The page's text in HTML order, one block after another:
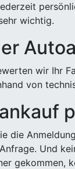
wichtig.
wir Ihr
von
die
Und
gekommen,